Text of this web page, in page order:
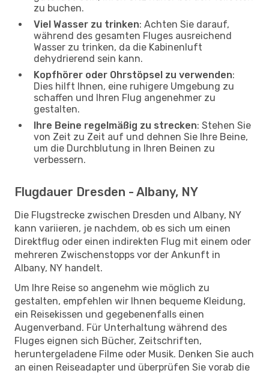
zu buchen.
Viel Wasser zu trinken: Achten Sie darauf,
während des gesamten Fluges ausreichend
Wasser zu trinken, da die Kabinenluft
dehydrierend sein kann.
Kopfhörer oder Ohrstöpsel zu verwenden:
Dies hilft Ihnen, eine ruhigere Umgebung zu
schaffen und Ihren Flug angenehmer zu
gestalten.
Ihre Beine regelmäßig zu strecken: Stehen Sie
von Zeit zu Zeit auf und dehnen Sie Ihre Beine,
um die Durchblutung in Ihren Beinen zu
verbessern.
Flugdauer Dresden - Albany, NY
Die Flugstrecke zwischen Dresden und Albany, NY
kann variieren, je nachdem, ob es sich um einen
Direktflug oder einen indirekten Flug mit einem oder
mehreren Zwischenstopps vor der Ankunft in
Albany, NY handelt.
Um Ihre Reise so angenehm wie möglich zu
gestalten, empfehlen wir Ihnen bequeme Kleidung,
ein Reisekissen und gegebenenfalls einen
Augenverband. Für Unterhaltung während des
Fluges eignen sich Bücher, Zeitschriften,
heruntergeladene Filme oder Musik. Denken Sie auch
an einen Reiseadapter und überprüfen Sie vorab die